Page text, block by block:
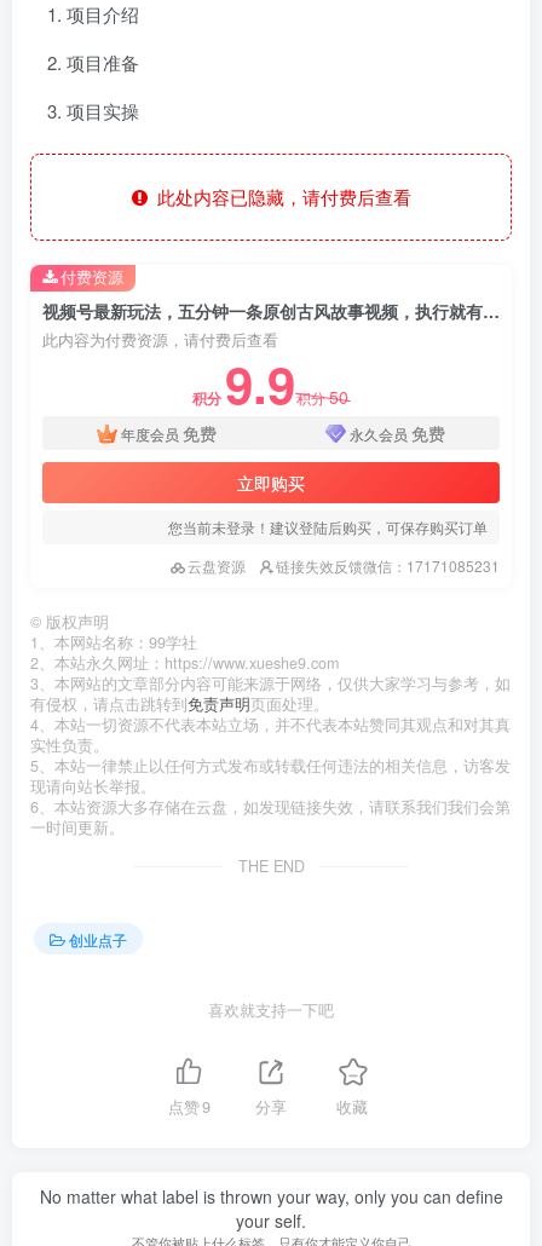
项目介绍
项目准备
项目实操
此处内容已隐藏，请付费后查看
视频号最新玩法，五分钟一条原创古风故事视频，执行就有收入
此内容为付费资源，请付费后查看
积分 9.9积分50
年度会员 免费 永久会员 免费
立即购买
您当前未登录！建议登陆后购买，可保存购买订单
云盘资源
链接失效反馈微信：17171085231
付费资源
© 版权声明
1、本网站名称：99学社
2、本站永久网址：https://www.xueshe9.com
3、本网站的文章部分内容可能来源于网络，仅供大家学习与参考，如
有侵权，请点击跳转到免责声明页面处理。
4、本站一切资源不代表本站立场，并不代表本站赞同其观点和对其真
实性负责。
5、本站一律禁止以任何方式发布或转载任何违法的相关信息，访客发
现请向站长举报。
6、本站资源大多存储在云盘，如发现链接失效，请联系我们我们会第
一时间更新。
THE END
创业点子
喜欢就支持一下吧
点赞9 分享 收藏
No matter what label is thrown your way, only you can define
your self.